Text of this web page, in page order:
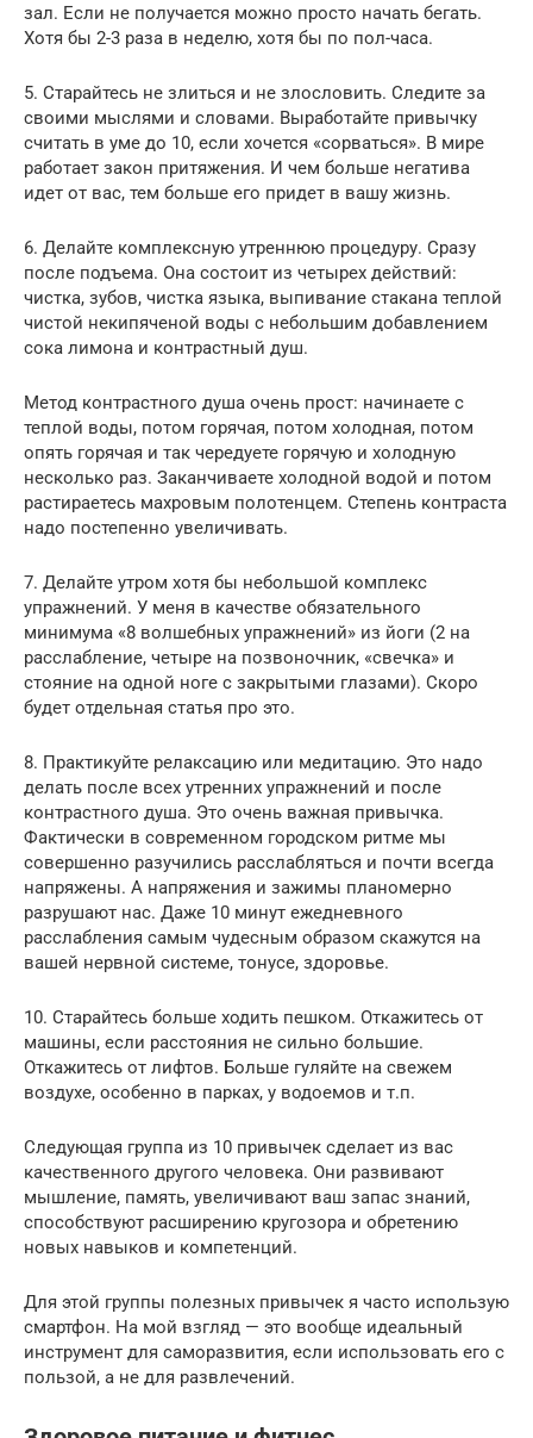
зал. Если не получается можно просто начать бегать.
Хотя бы 2-3 раза в неделю, хотя бы по пол-часа.
5. Старайтесь не злиться и не злословить. Следите за
своими мыслями и словами. Выработайте привычку
считать в уме до 10, если хочется «сорваться». В мире
работает закон притяжения. И чем больше негатива
идет от вас, тем больше его придет в вашу жизнь.
6. Делайте комплексную утреннюю процедуру. Сразу
после подъема. Она состоит из четырех действий:
чистка, зубов, чистка языка, выпивание стакана теплой
чистой некипяченой воды с небольшим добавлением
сока лимона и контрастный душ.
Метод контрастного душа очень прост: начинаете с
теплой воды, потом горячая, потом холодная, потом
опять горячая и так чередуете горячую и холодную
несколько раз. Заканчиваете холодной водой и потом
растираетесь махровым полотенцем. Степень контраста
надо постепенно увеличивать.
7. Делайте утром хотя бы небольшой комплекс
упражнений. У меня в качестве обязательного
минимума «8 волшебных упражнений» из йоги (2 на
расслабление, четыре на позвоночник, «свечка» и
стояние на одной ноге с закрытыми глазами). Скоро
будет отдельная статья про это.
8. Практикуйте релаксацию или медитацию. Это надо
делать после всех утренних упражнений и после
контрастного душа. Это очень важная привычка.
Фактически в современном городском ритме мы
совершенно разучились расслабляться и почти всегда
напряжены. А напряжения и зажимы планомерно
разрушают нас. Даже 10 минут ежедневного
расслабления самым чудесным образом скажутся на
вашей нервной системе, тонусе, здоровье.
10. Старайтесь больше ходить пешком. Откажитесь от
машины, если расстояния не сильно большие.
Откажитесь от лифтов. Больше гуляйте на свежем
воздухе, особенно в парках, у водоемов и т.п.
Следующая группа из 10 привычек сделает из вас
качественного другого человека. Они развивают
мышление, память, увеличивают ваш запас знаний,
способствуют расширению кругозора и обретению
новых навыков и компетенций.
Для этой группы полезных привычек я часто использую
смартфон. На мой взгляд — это вообще идеальный
инструмент для саморазвития, если использовать его с
пользой, а не для развлечений.